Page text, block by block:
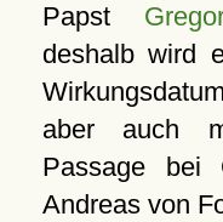
Papst
deshalb wird
aber auch
Passage bei
Andreas von